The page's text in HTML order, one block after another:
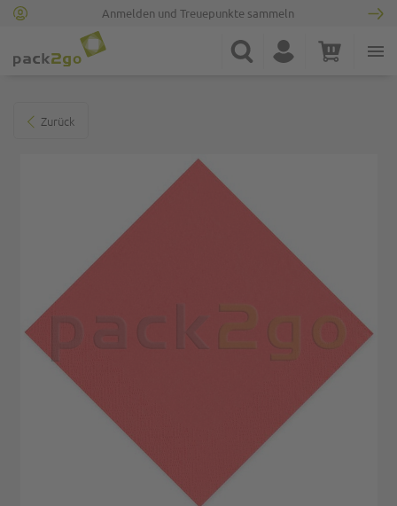
Anmelden und Treuepunkte sammeln
Suche Konto Warenkorb
Zurück